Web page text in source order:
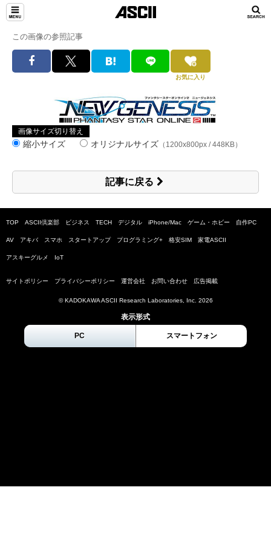
この画像の参照記事
お気に入り
画像サイズ切り替え
縮小サイズ オリジナルサイズ （1200x800px / 448KB）
記事に戻る
TOP ASCII倶楽部 ビジネス TECH デジタル iPhone/Mac ゲーム・ホビー 自作PC
AV アキバ スマホ スタートアップ プログラミング+ 格安SIM 家電ASCII
アスキーグルメ IoT
サイトポリシー プライバシーポリシー 運営会社 お問い合わせ 広告掲載
© KADOKAWA ASCII Research Laboratories, Inc. 2026
表示形式
PC スマートフォン